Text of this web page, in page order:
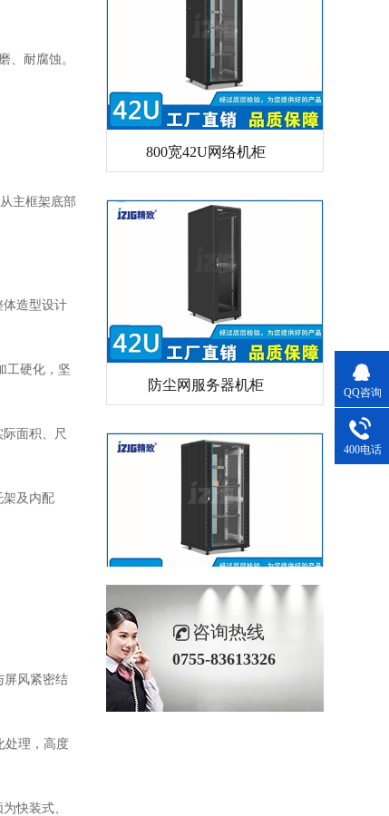
、耐腐蚀。
主框架底部
体造型设计
工硬化，坚
面积、尺
架及内配
屏风紧密结
处理，高度
快装式、
黑色27U网络机柜
咨询热线
0755-83613326
QQ咨询
400电话